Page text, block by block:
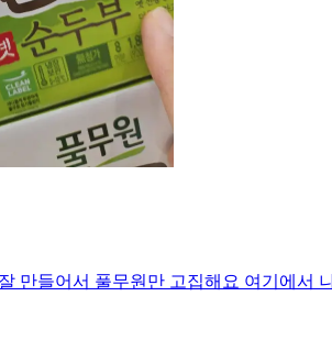
만들어서 풀무원만 고집해요 여기에서